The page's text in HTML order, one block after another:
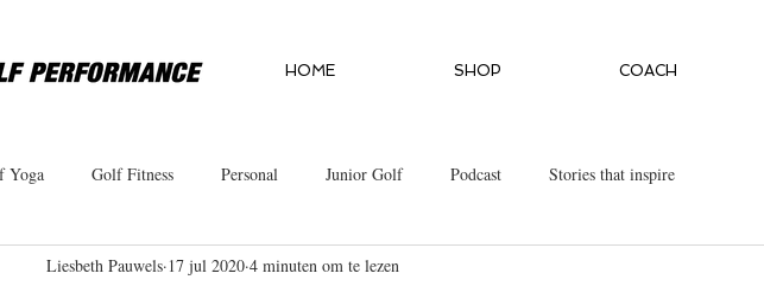
HOME SHOP COACH
Yoga Golf Fitness Personal Junior Golf Podcast Stories that inspire
Liesbeth Pauwels 17 jul 2020 4 minuten om te lezen